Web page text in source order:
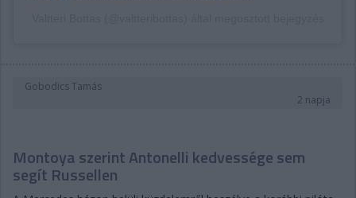
Gobodics Tamás
2 napja
Montoya szerint Antonelli kedvessége sem
segít Russellen